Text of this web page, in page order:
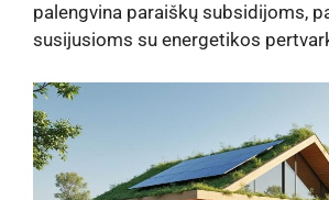
palengvina paraiškų subsidijoms,
susijusioms su energetikos